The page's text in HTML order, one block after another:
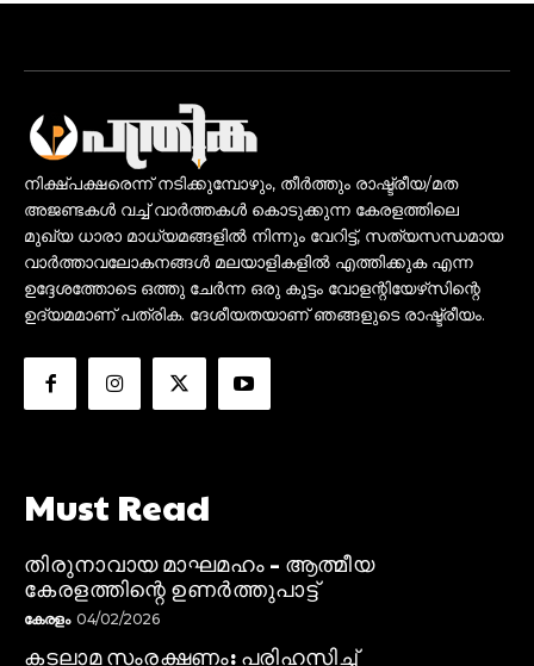
നിക്ഷ്പക്ഷരെന്ന് നടിക്കുമ്പോഴും, തീർത്തും രാഷ്ട്രീയ/മത
അജണ്ടകൾ വച്ച് വാർത്തകൾ കൊടുക്കുന്ന കേരളത്തിലെ
മുഖ്യ ധാരാ മാധ്യമങ്ങളിൽ നിന്നും വേറിട്ട്, സത്യസന്ധമായ
വാർത്താവലോകനങ്ങൾ മലയാളികളിൽ എത്തിക്കുക എന്ന
ഉദ്ദേശത്തോടെ ഒത്തു ചേർന്ന ഒരു കൂട്ടം വോളന്റിയേഴ്‌സിന്റെ
ഉദ്യമമാണ് പത്രിക. ദേശീയതയാണ് ഞങ്ങളുടെ രാഷ്ട്രീയം.
Must Read
തിരുനാവായ മാഘമഹം – ആത്മീയ
കേരളത്തിന്റെ ഉണർത്തുപാട്ട്
കേരളം 04/02/2026
കടലാമ സംരക്ഷണം: പരിഹസിച്ച്